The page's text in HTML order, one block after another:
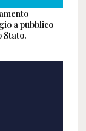
a pubblico
Stato.